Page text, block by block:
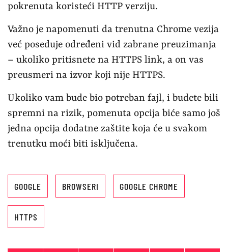
pokrenuta koristeći HTTP verziju.
Važno je napomenuti da trenutna Chrome vezija
već poseduje određeni vid zabrane preuzimanja
– ukoliko pritisnete na HTTPS link, a on vas
preusmeri na izvor koji nije HTTPS.
Ukoliko vam bude bio potreban fajl, i budete bili
spremni na rizik, pomenuta opcija biće samo još
jedna opcija dodatne zaštite koja će u svakom
trenutku moći biti isključena.
GOOGLE BROWSERI GOOGLE CHROME
HTTPS